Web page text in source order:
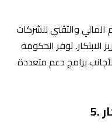
والتقني للشركات
الابتكار. توفر الحكومة
برامج دعم متعددة